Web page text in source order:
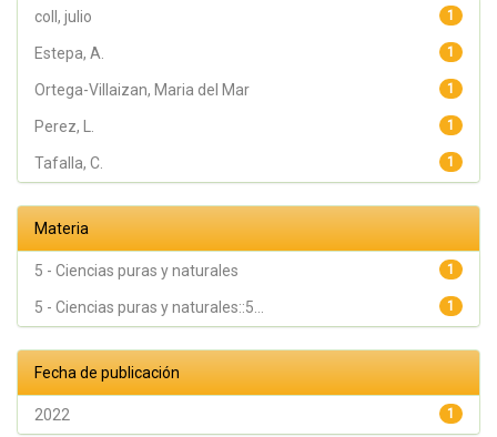
1
coll, julio
1
Estepa, A.
1
Ortega-Villaizan, Maria del Mar
1
Perez, L.
1
Tafalla, C.
Materia
1
5 - Ciencias puras y naturales
1
5 - Ciencias puras y naturales::5...
Fecha de publicación
1
2022